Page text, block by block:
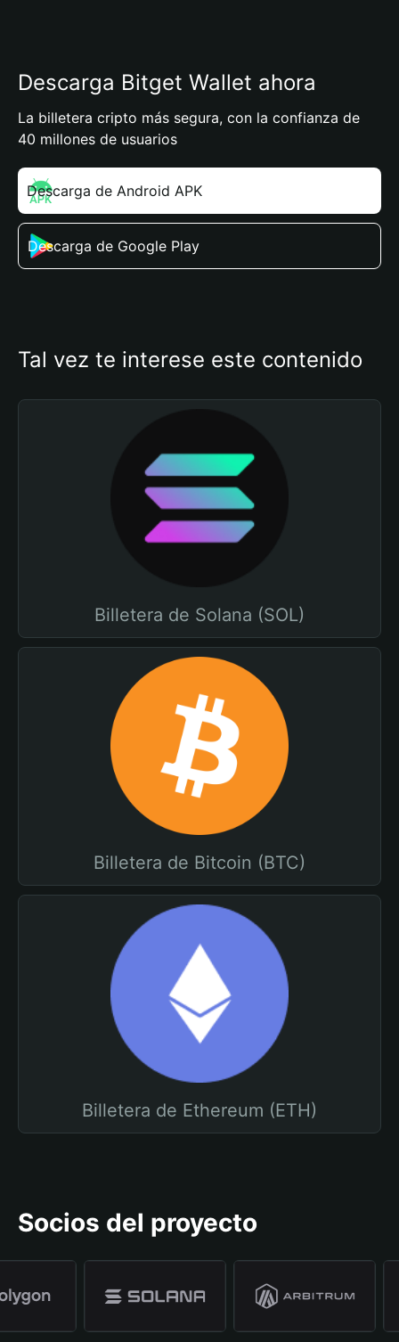
Descarga Bitget Wallet ahora
La billetera cripto más segura, con la confianza de
40 millones de usuarios
Descarga de Android APK
Descarga de Google Play
Tal vez te interese este contenido
Billetera de Solana (SOL)
Billetera de Bitcoin (BTC)
Billetera de Ethereum (ETH)
Socios del proyecto